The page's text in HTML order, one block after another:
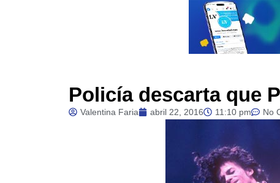
Policía descarta que
Valentina Faria abril 22, 2016 11:10 pm No